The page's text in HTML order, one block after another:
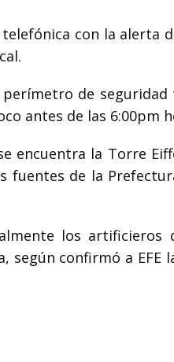
con la alerta
de
antes de las 6:00pm
encuentra la Torre
fuentes de la
los artificieros
confirmó a EFE